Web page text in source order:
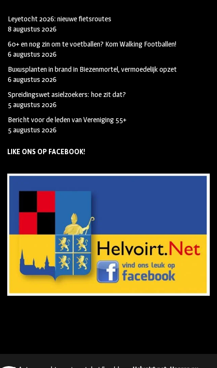
Leyetocht 2026: nieuwe fietsroutes
8 augustus 2026
60+ en nog zin om te voetballen? Kom Walking Footballen!
6 augustus 2026
Buxusplanten in brand in Biezenmortel, vermoedelijk opzet
6 augustus 2026
Spreidingswet asielzoekers: hoe zit dat?
5 augustus 2026
Bericht voor de leden van Vereniging 55+
5 augustus 2026
LIKE ONS OP FACEBOOK!